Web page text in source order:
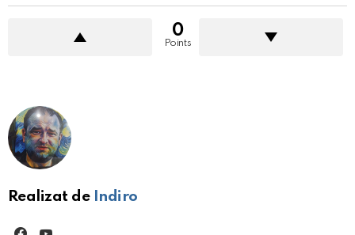
0
Points
Realizat de Indiro